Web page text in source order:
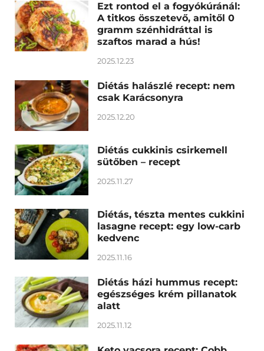
Ezt rontod el a fogyókúránál:
A titkos összetevő, amitől 0
gramm szénhidráttal is
szaftos marad a hús!
2025.12.23
Diétás halászlé recept: nem
csak Karácsonyra
2025.12.20
Diétás cukkinis csirkemell
sütőben – recept
2025.11.27
Diétás, tészta mentes cukkini
lasagne recept: egy low-carb
kedvenc
2025.11.16
Diétás házi hummus recept:
egészséges krém pillanatok
alatt
2025.11.12